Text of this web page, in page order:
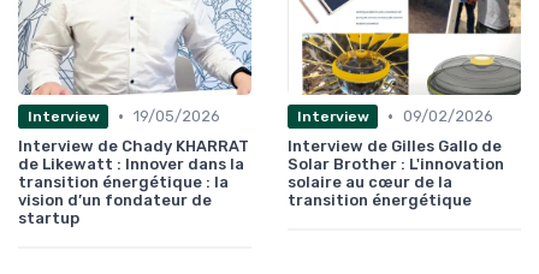
Interview • 19/05/2026
Interview de Chady KHARRAT
de Likewatt : Innover dans la
transition énergétique : la
vision d’un fondateur de
startup
Interview • 09/02/2026
Interview de Gilles Gallo de
Solar Brother : L'innovation
solaire au cœur de la
transition énergétique